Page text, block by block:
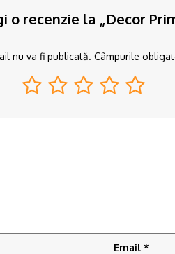
o recenzie la „Decor
nu va fi publicată. Câmpurile
Email *